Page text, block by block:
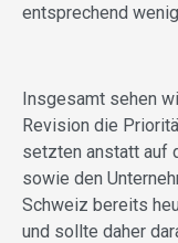
entsprechend
Insgesamt sehen
Revision die
setzten anstatt auf
sowie den
Schweiz bereits
und sollte daher